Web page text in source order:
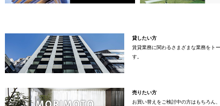
貸したい方
賃貸業務に関わるさまざまな業務をト
す。
売りたい方
お買い替えをご検討中の方はもちろん